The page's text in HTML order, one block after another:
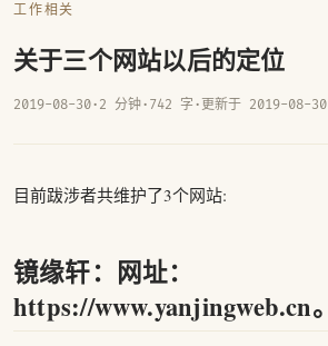
工作相关
关于三个网站以后的定位
2019-08-30· 2 分钟· 742 字 · 更新于 2019-08-30
目前跋涉者共维护了3个网站:
镜缘轩：网址：
https://www.yanjingweb.cn。